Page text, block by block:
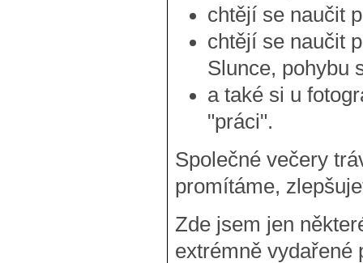
chtějí se naučit
chtějí se naučit
Slunce, pohybu
a také si u
"práci".
Společné večery
promítáme,
Zde jsem jen
extrémně vydařené